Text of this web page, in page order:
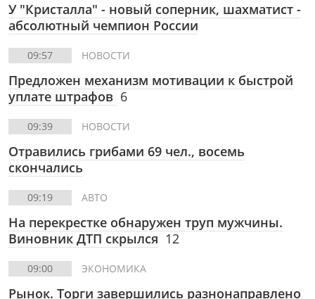
У "Кристалла" - новый соперник, шахматист -
абсолютный чемпион России
09:57 НОВОСТИ
Предложен механизм мотивации к быстрой
уплате штрафов 6
09:39 НОВОСТИ
Отравились грибами 69 чел., восемь
скончались
09:19 АВТО
На перекрестке обнаружен труп мужчины.
Виновник ДТП скрылся 12
09:00 ЭКОНОМИКА
Рынок. Торги завершились разнонаправлено